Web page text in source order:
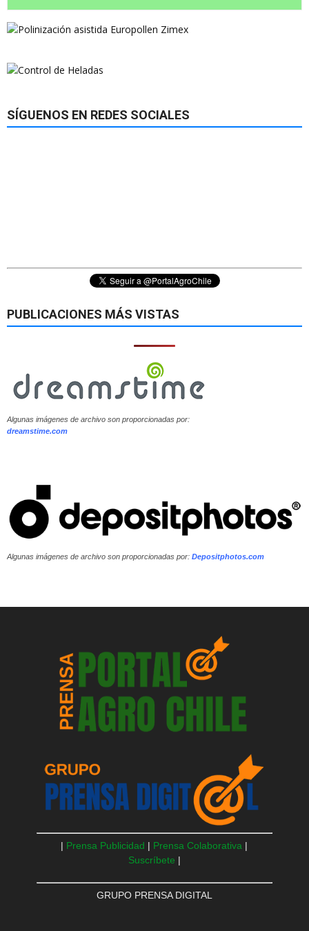
SÍGUENOS EN REDES SOCIALES
PUBLICACIONES MÁS VISTAS
Algunas imágenes de archivo son proporcionadas por:
dreamstime.com
Algunas imágenes de archivo son proporcionadas por: Depositphotos.com
| Prensa Publicidad | Prensa Colaborativa |
Suscríbete |
GRUPO PRENSA DIGITAL